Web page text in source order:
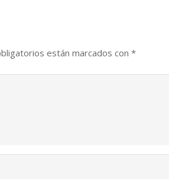
están marcados con *